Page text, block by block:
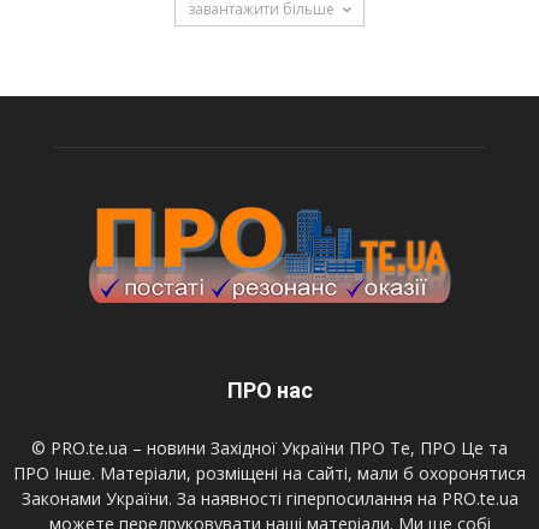
завантажити більше
ПРО нас
© PRO.te.ua – новини Західної України ПРО Те, ПРО Це та
ПРО Інше. Матеріали, розміщені на сайті, мали б охоронятися
Законами України. За наявності гіперпосилання на PRO.te.ua
можете передруковувати наші матеріали. Ми ще собі